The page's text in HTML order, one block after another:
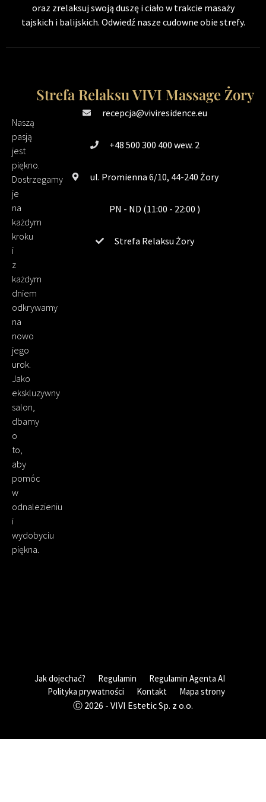
oraz zrelaksuj swoją duszę i ciało w trakcie masaży
tajskich i balijskich. Odwiedź nasze cudowne obie strefy.
Naszą
pasją
jest
piękno.
Dostrzegamy
je
na
każdym
kroku
i
z
każdym
dniem
odkrywamy
na
nowo
jego
urok.
Jako
ekskluzywny
salon,
dbamy
o
to,
aby
pomóc
w
odnalezieniu
i
wydobyciu
piękna.
Strefa Relaksu VIVI Massage Żory
recepcja@viviresidence.eu
+48 500 300 400 wew. 2
ul. Promienna 6/10, 44-240 Żory
PN - ND (11:00 - 22:00 )
Strefa Relaksu Żory
Jak dojechać? Regulamin
Regulamin Agenta AI
Polityka prywatności
Kontakt Mapa strony
Ⓒ 2026 - VIVI Estetic Sp. z o.o.